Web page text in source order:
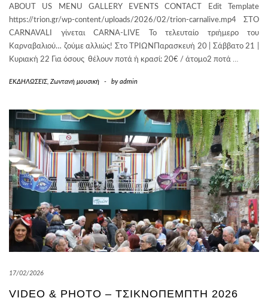
ABOUT US MENU GALLERY EVENTS CONTACT Edit Template
https://trion.gr/wp-content/uploads/2026/02/trion-carnalive.mp4 ΣΤΟ
CARNAVALI γίνεται CARNA-LIVE Το τελευταίο τριήμερο του
Καρναβαλιού… ζούμε αλλιώς! Στο ΤΡΙΩΝΠαρασκευή 20 | Σάββατο 21 |
Κυριακή 22 Για όσους θέλουν ποτά ή κρασί: 20€ / άτομο2 ποτά …
ΕΚΔΗΛΩΣΕΙΣ, Ζωντανή μουσική - byadmin
17/02/2026
VIDEO & PHOTO – ΤΣΙΚΝΟΠΈΜΠΤΗ 2026